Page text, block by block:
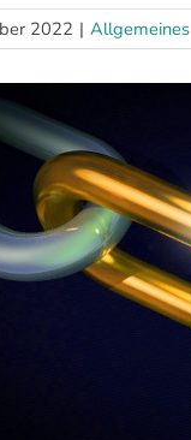
2022 | Allgemeines